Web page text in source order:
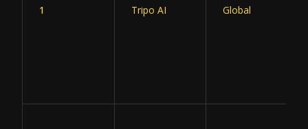
1 Tripo AI Global